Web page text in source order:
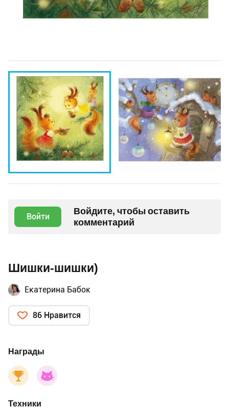
Войти
Войдите, чтобы оставить
комментарий
Шишки-шишки)
Екатерина Бабок
86 Нравится
Награды
Техники